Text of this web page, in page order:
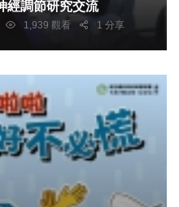
經調節研究交流
1,939 觀看 1 分享